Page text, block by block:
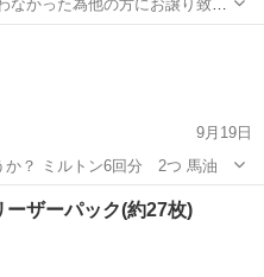
かった為他の方にお譲り致し
れなどはありません！ 受け
里浜などでも大丈夫です☺️ご相
用品
9月19日
か？ ミルトン6回分 2つ 馬油
用品 馬油
ザーパック(約27枚)